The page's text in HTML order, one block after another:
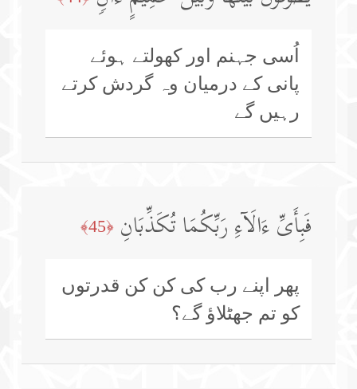
اُسی جہنم اور کھولتے ہوئے
پانی کے درمیان وہ گردش کرتے
رہیں گے
فَبِأَیِّ ءَالَاۤءِ رَبِّكُمَا تُكَذِّبَانِ ﴿45﴾
پھر اپنے رب کی کن کن قدرتوں
کو تم جھٹلاؤ گے؟